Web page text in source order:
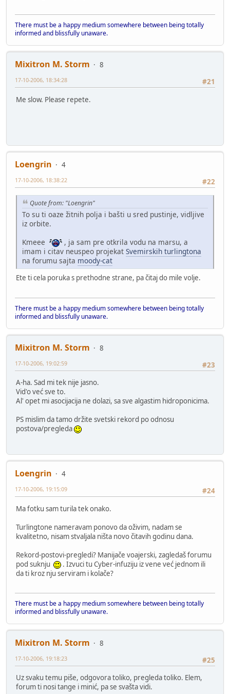
There must be a happy medium somewhere between being totally
informed and blissfully unaware.
Mixitron M. Storm
8
#21
17-10-2006, 18:34:28
Me slow. Please repete.
Loengrin
4
#22
17-10-2006, 18:38:22
Quote from: "Loengrin"
To su ti oaze žitnih polja i bašti u sred pustinje, vidljive
iz orbite.
Kmeee
, ja sam pre otkrila vodu na marsu, a
imam i citav neuspeo projekat Svemirskih turlingtona
na forumu sajta moody-cat
Ete ti cela poruka s prethodne strane, pa čitaj do mile volje.
There must be a happy medium somewhere between being totally
informed and blissfully unaware.
Mixitron M. Storm
8
#23
17-10-2006, 19:02:59
A-ha. Sad mi tek nije jasno.
Vid'o već sve to.
Al' opet mi asocijacija ne dolazi, sa sve algastim hidroponicima.
PS mislim da tamo držite svetski rekord po odnosu
postova/pregleda
Loengrin
4
#24
17-10-2006, 19:15:09
Ma fotku sam turila tek onako.
Turlingtone nameravam ponovo da oživim, nadam se
kvalitetno, nisam stvaljala ništa novo čitavih godinu dana.
Rekord-postovi-pregledi? Manijače voajerski, zagledaš forumu
pod suknju
. Izvuci tu Cyber-infuziju iz vene već jednom ili
da ti kroz nju serviram i kolače?
There must be a happy medium somewhere between being totally
informed and blissfully unaware.
Mixitron M. Storm
8
#25
17-10-2006, 19:18:23
Uz svaku temu piše, odgovora toliko, pregleda toliko. Elem,
forum ti nosi tange i minić, pa se svašta vidi.